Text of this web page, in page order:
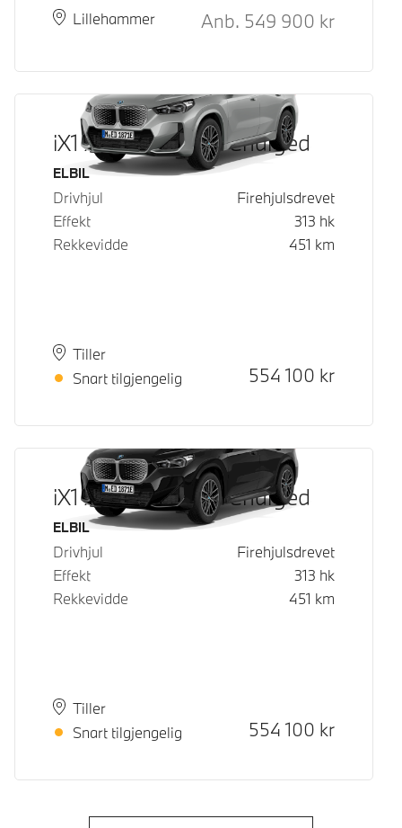
PlassLillehammer
Leveringstid Kontantpris
Anb. 549 900 kr
iX1 xDrive30 Fully Charged
Drivstoff
ELBIL
Drivhjul
Firehjulsdrevet
Effekt
313 hk
Rekkevidde
451 km
PlassTiller
Leveringstid
Snart tilgjengelig
Kontantpris
554 100 kr
iX1 xDrive30 Fully Charged
Drivstoff
ELBIL
Drivhjul
Firehjulsdrevet
Effekt
313 hk
Rekkevidde
451 km
PlassTiller
Leveringstid
Snart tilgjengelig
Kontantpris
554 100 kr